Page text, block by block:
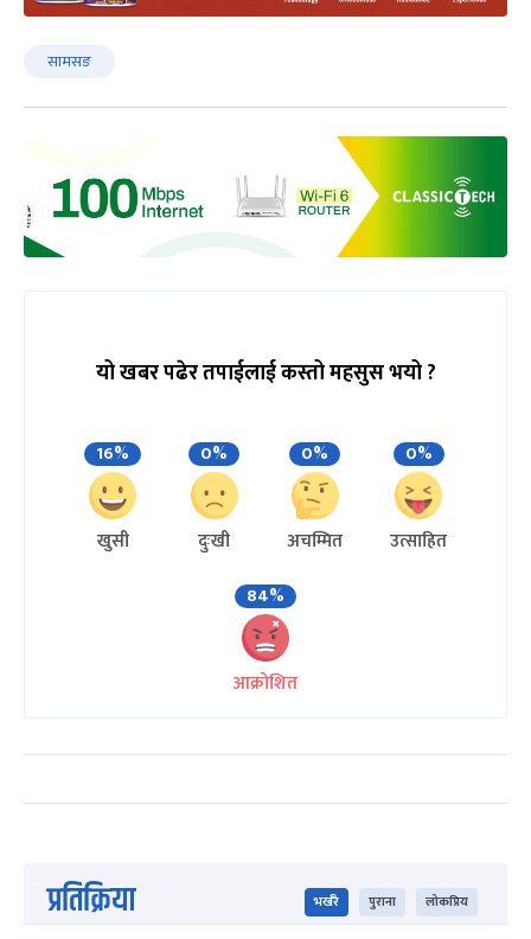
सामसङ
यो खबर पढेर तपाईलाई कस्तो महसुस भयो ?
16%
खुसी
0%
दुःखी
0%
अचम्मित
0%
उत्साहित
84%
आक्रोशित
प्रतिक्रिया भर्खरै पुराना लोकप्रिय